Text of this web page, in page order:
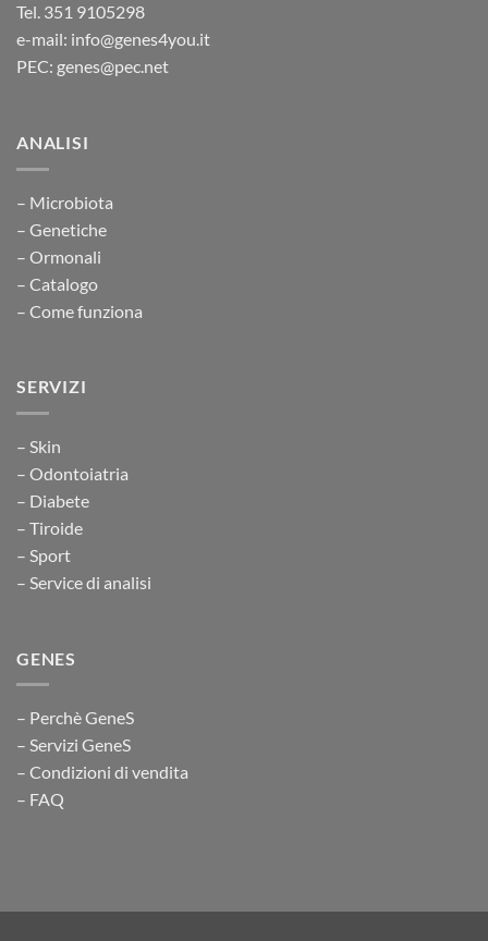
Tel. 351 9105298
e-mail: info@genes4you.it
PEC: genes@pec.net
ANALISI
– Microbiota
– Genetiche
– Ormonali
– Catalogo
– Come funziona
SERVIZI
– Skin
– Odontoiatria
– Diabete
– Tiroide
– Sport
– Service di analisi
GENES
– Perchè GeneS
– Servizi GeneS
– Condizioni di vendita
– FAQ